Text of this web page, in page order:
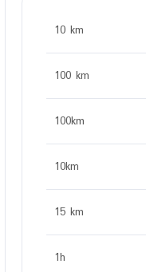
10 km
100 km
100km
10km
15 km
1h